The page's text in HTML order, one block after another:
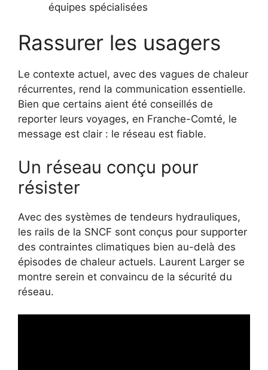
équipes spécialisées
Rassurer les usagers
Le contexte actuel, avec des vagues de chaleur
récurrentes, rend la communication essentielle.
Bien que certains aient été conseillés de
reporter leurs voyages, en Franche-Comté, le
message est clair : le réseau est fiable.
Un réseau conçu pour
résister
Avec des systèmes de tendeurs hydrauliques,
les rails de la SNCF sont conçus pour supporter
des contraintes climatiques bien au-delà des
épisodes de chaleur actuels. Laurent Larger se
montre serein et convaincu de la sécurité du
réseau.